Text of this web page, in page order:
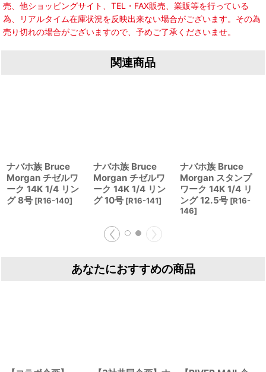
売、他ショッピングサイト、TEL・FAX販売、業販等を行っている
為、リアルタイム在庫状況を反映出来ない場合がございます。その為
売り切れの場合がございますので、予めご了承くださいませ。
関連商品
ナバホ族 Bruce
Morgan チゼルワ
ーク 14K 1/4 リン
グ 8号 [R16-140]
ナバホ族 Bruce
Morgan チゼルワ
ーク 14K 1/4 リン
グ 10号 [R16-141]
ナバホ族 Bruce
Morgan スタンプ
ワーク 14K 1/4 リ
ング 12.5号 [R16-
146]
あなたにおすすめの商品